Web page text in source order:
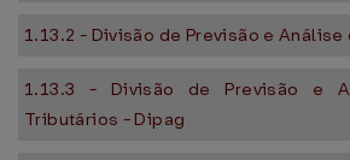
1.13.2 - Divisão de Previsão e
1.13.3 - Divisão de Previsão e
Tributários - Dipag